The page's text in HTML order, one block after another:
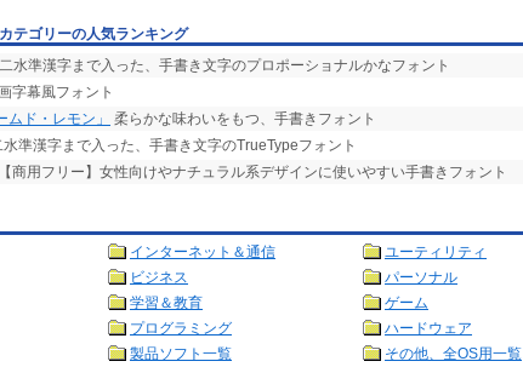
テゴリーの人気ランキング
水準漢字まで入った、手書き文字のプロポーショナルかなフォント
字幕風フォント
ド・レモン」
柔らかな味わいをもつ、手書きフォント
準漢字まで入った、手書き文字のTrueTypeフォント
【商用フリー】女性向けやナチュラル系デザインに使いやすい手書きフォント
インターネット＆通信
ユーティリティ
ビジネス
パーソナル
学習＆教育
ゲーム
プログラミング
ハードウェア
製品ソフト一覧 その他、全OS用一覧